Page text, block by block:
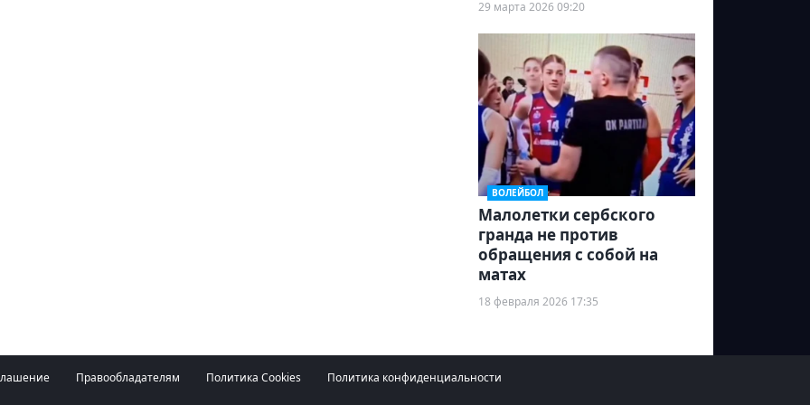
29 марта 2026 09:20
ВОЛЕЙБОЛ
Малолетки сербского
гранда не против
обращения с собой на
матах
18 февраля 2026 17:35
Правообладателям Политика Cookies Политика конфиденциальности